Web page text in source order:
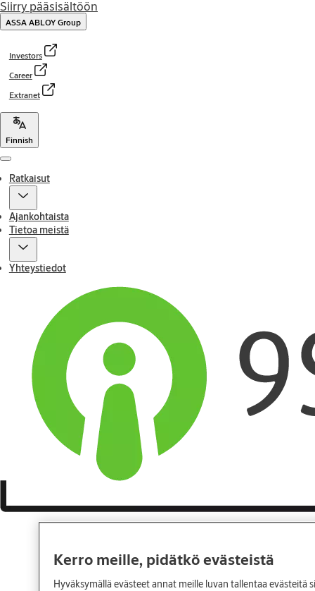
Siirry pääsisältöön
ASSA ABLOY Group
Investors
Career
Extranet
Finnish
Menu
Ratkaisut
Ajankohtaista
Tietoa meistä
Yhteystiedot
Kerro meille, pidätkö evästeistä
Hyväksymällä evästeet annat meille luvan tallentaa evästeitä